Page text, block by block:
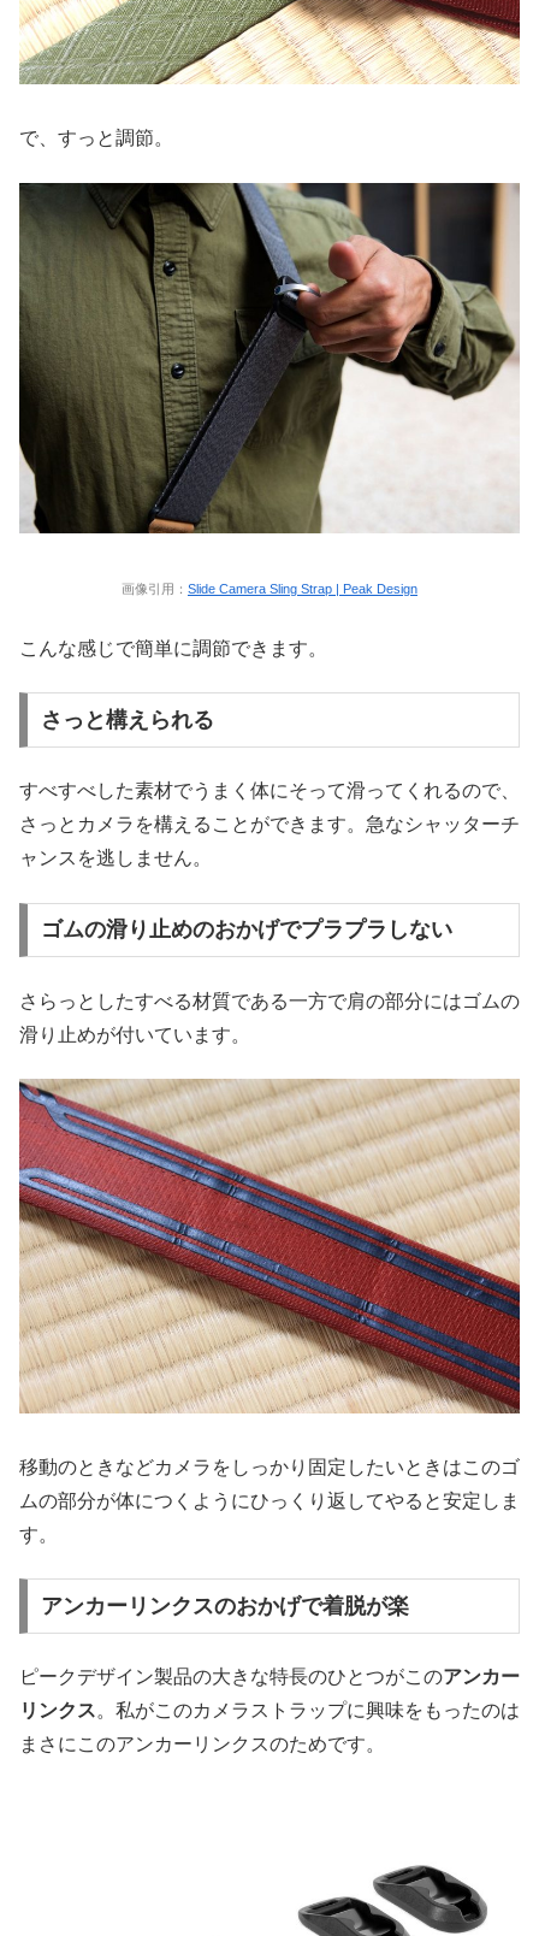
で、すっと調節。
画像引用： Slide Camera Sling Strap | Peak Design
こんな感じで簡単に調節できます。
さっと構えられる
すべすべした素材でうまく体にそって滑ってくれるので、
さっとカメラを構えることができます。急なシャッターチ
ャンスを逃しません。
ゴムの滑り止めのおかげでプラプラしない
さらっとしたすべる材質である一方で肩の部分にはゴムの
滑り止めが付いています。
移動のときなどカメラをしっかり固定したいときはこのゴ
ムの部分が体につくようにひっくり返してやると安定しま
す。
アンカーリンクスのおかげで着脱が楽
ピークデザイン製品の大きな特長のひとつがこのアンカー
リンクス。私がこのカメラストラップに興味をもったのは
まさにこのアンカーリンクスのためです。